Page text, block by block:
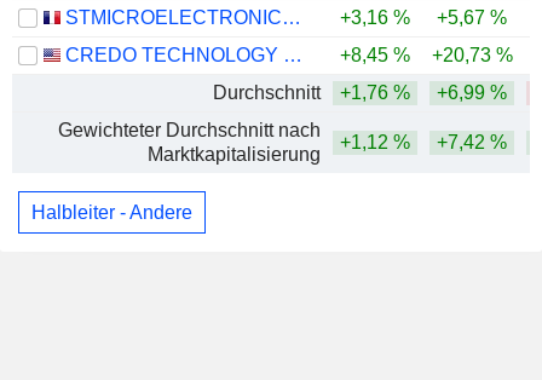
STMICROELECTRONICS N.V.
+3,16 % +5,67 %
CREDO TECHNOLOGY GROUP HOLDING LTD
+8,45 % +20,73 %
Durchschnitt
+1,76 % +6,99 %
Gewichteter Durchschnitt nach
Marktkapitalisierung
+1,12 % +7,42 %
Halbleiter - Andere